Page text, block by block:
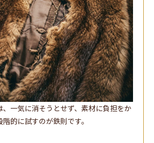
、一気に消そうとせず、素材に負担をか
的に試すのが鉄則です。